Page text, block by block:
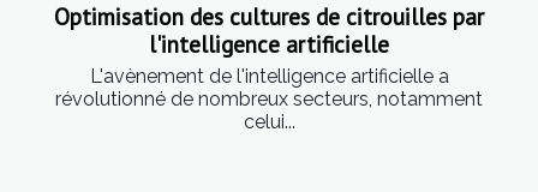
Optimisation des cultures de citrouilles par
l'intelligence artificielle
L'avènement de l'intelligence artificielle a
révolutionné de nombreux secteurs, notamment
celui...